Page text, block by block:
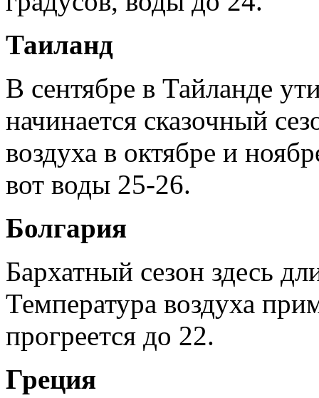
Таиланд
В сентябре в Тайланде
начинается сказочный
воздуха в октябре и
вот воды 25-26.
Болгария
Бархатный сезон здесь
Температура воздуха
прогреется до 22.
Греция